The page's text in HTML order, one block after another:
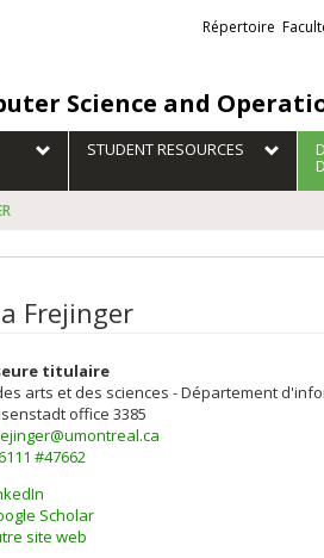
Science and
Liens
externes
Répertoire
STUDENT RESOURCES
Frejinger
titulaire
arts et des sciences - Département
office 3385
#47662
Scholar
site web